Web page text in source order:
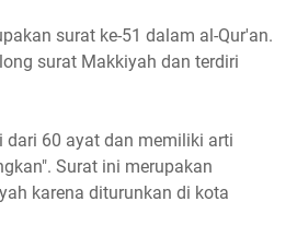
surat ke-51 dalam al-Qur'an.
surat Makkiyah dan terdiri
dari 60 ayat dan memiliki arti
Surat ini merupakan
karena diturunkan di kota